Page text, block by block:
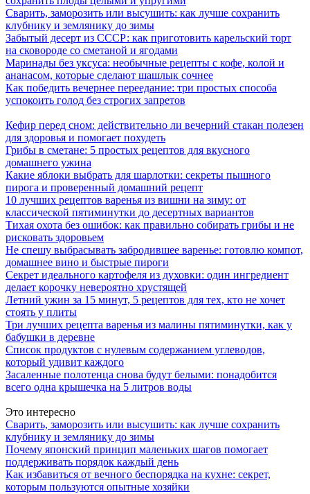
Сварить, заморозить или высушить: как лучше сохранить
клубнику и землянику до зимы
Забытый десерт из СССР: как приготовить карельский торт
на сковороде со сметаной и ягодами
Маринады без уксуса: необычные рецепты с кофе, колой и
ананасом, которые сделают шашлык сочнее
Как победить вечернее переедание: три простых способа
успокоить голод без строгих запретов
Кефир перед сном: действительно ли вечерний стакан полезен
для здоровья и помогает похудеть
Грибы в сметане: 5 простых рецептов для вкусного
домашнего ужина
Какие яблоки выбрать для шарлотки: секреты пышного
пирога и проверенный домашний рецепт
10 лучших рецептов варенья из вишни на зиму: от
классической пятиминутки до десертных вариантов
Тихая охота без ошибок: как правильно собирать грибы и не
рисковать здоровьем
Не спешу выбрасывать забродившее варенье: готовлю компот,
домашнее вино и быстрые пироги
Секрет идеального картофеля из духовки: один ингредиент
делает корочку невероятно хрустящей
Летний ужин за 15 минут, 5 рецептов для тех, кто не хочет
стоять у плиты
Три лучших рецепта варенья из малины пятиминутки, как у
бабушки в деревне
Список продуктов с нулевым содержанием углеводов,
который удивит каждого
Засаленные полотенца снова будут белыми: понадобится
всего одна крышечка на 5 литров воды
Это интересно
Сварить, заморозить или высушить: как лучше сохранить
клубнику и землянику до зимы
Почему японский принцип маленьких шагов помогает
поддерживать порядок каждый день
Как избавиться от вечного беспорядка на кухне: секрет,
которым пользуются опытные хозяйки